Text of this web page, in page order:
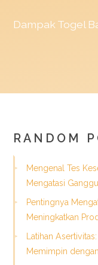
Dampak Togel
RANDOM
Mengenal Tes
Mengatasi
Pentingnya
Meningkatkan
Latihan
Memimpin